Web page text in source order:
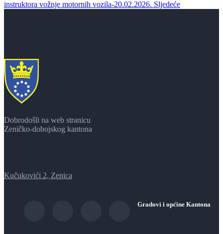
instruktora vožnje motornih vozila-20.02.2026. Sljedeće
Dobrodošli na web stranicu
Zeničko-dobojskog kantona
Kučukovići 2, Zenica
Gradovi i općine Kantona